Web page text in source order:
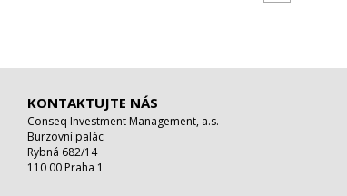
KONTAKTUJTE NÁS
Conseq Investment Management, a.s.
Burzovní palác
Rybná 682/14
110 00 Praha 1